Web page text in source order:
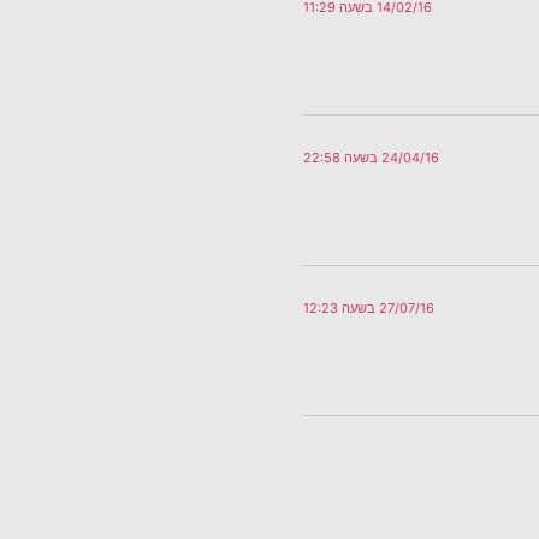
14/02/16 בשעה 11:29
24/04/16 בשעה 22:58
27/07/16 בשעה 12:23